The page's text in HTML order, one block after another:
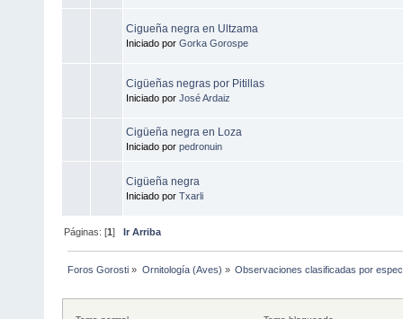
Cigueña negra en Ultzama
Iniciado por Gorka Gorospe
Cigüeñas negras por Pitillas
Iniciado por José Ardaiz
Cigüeña negra en Loza
Iniciado por pedronuin
Cigüeña negra
Iniciado por Txarli
Páginas: [1]Ir Arriba
Foros Gorosti » Ornitología (Aves) » Observaciones clasificadas por